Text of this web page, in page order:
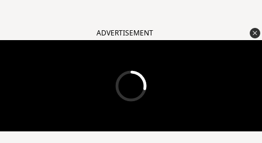
ADVERTISEMENT